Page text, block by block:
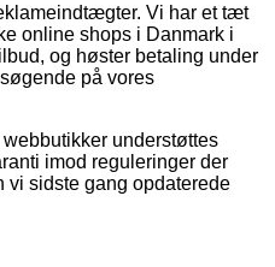
Vi har et tæt
online shops i Danmark i
og høster betaling under
på vores
understøttes
imod reguleringer der
vi sidste gang opdaterede